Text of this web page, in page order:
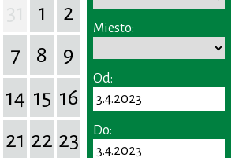
1
2
7 8
9
14 15 16
21 22 23
Miesto:
Od:
Do: